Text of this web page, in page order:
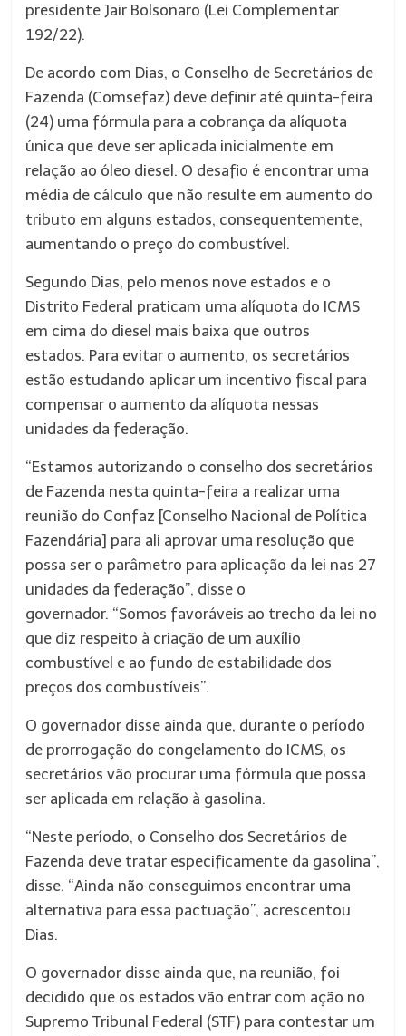
presidente Jair Bolsonaro (Lei Complementar
192/22).
De acordo com Dias, o Conselho de Secretários de
Fazenda (Comsefaz) deve definir até quinta-feira
(24) uma fórmula para a cobrança da alíquota
única que deve ser aplicada inicialmente em
relação ao óleo diesel. O desafio é encontrar uma
média de cálculo que não resulte em aumento do
tributo em alguns estados, consequentemente,
aumentando o preço do combustível.
Segundo Dias, pelo menos nove estados e o
Distrito Federal praticam uma alíquota do ICMS
em cima do diesel mais baixa que outros
estados. Para evitar o aumento, os secretários
estão estudando aplicar um incentivo fiscal para
compensar o aumento da alíquota nessas
unidades da federação.
“Estamos autorizando o conselho dos secretários
de Fazenda nesta quinta-feira a realizar uma
reunião do Confaz [Conselho Nacional de Política
Fazendária] para ali aprovar uma resolução que
possa ser o parâmetro para aplicação da lei nas 27
unidades da federação”, disse o
governador. “Somos favoráveis ao trecho da lei no
que diz respeito à criação de um auxílio
combustível e ao fundo de estabilidade dos
preços dos combustíveis”.
O governador disse ainda que, durante o período
de prorrogação do congelamento do ICMS, os
secretários vão procurar uma fórmula que possa
ser aplicada em relação à gasolina.
“Neste período, o Conselho dos Secretários de
Fazenda deve tratar especificamente da gasolina”,
disse. “Ainda não conseguimos encontrar uma
alternativa para essa pactuação”, acrescentou
Dias.
O governador disse ainda que, na reunião, foi
decidido que os estados vão entrar com ação no
Supremo Tribunal Federal (STF) para contestar um